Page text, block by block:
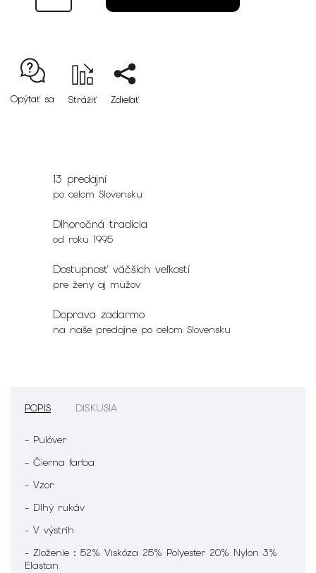
Opýtať sa Strážiť Zdieľať
13 predajní
po celom Slovensku
Dlhoročná tradícia
od roku 1995
Dostupnosť väčších veľkostí
pre ženy aj mužov
Doprava zadarmo
na naše predajne po celom Slovensku
POPIS DISKUSIA
- Pulóver
- Čierna farba
- Vzor
- Dlhý rukáv
- V výstrih
- Zloženie : 52% Viskóza 25% Polyester 20% Nylon 3%
Elastan